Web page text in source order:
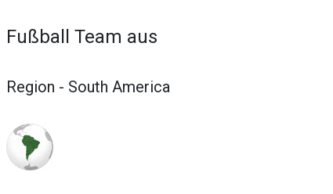
Fußball Team aus
Region - South America